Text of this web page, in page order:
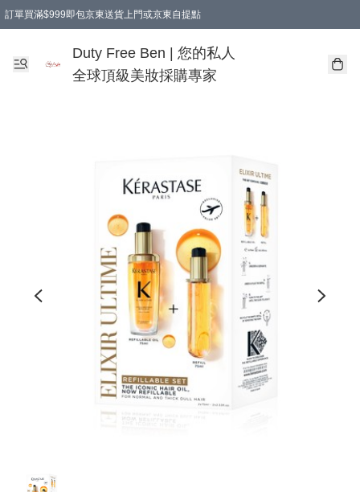
訂單買滿$999即包京東送貨上門或京東自提點
Duty Free Ben | 您的私人
全球頂級美妝採購專家